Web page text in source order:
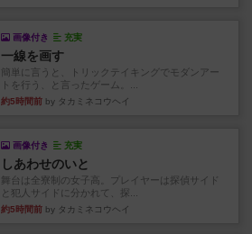
画像付き 充実
一線を画す
簡単に言うと、トリックテイキングでモダンアー
トを行う、と言ったゲーム。...
約5時間前 by タカミネコウヘイ
画像付き 充実
しあわせのいと
舞台は全寮制の女子高。プレイヤーは探偵サイド
と犯人サイドに分かれて、探...
約5時間前 by タカミネコウヘイ